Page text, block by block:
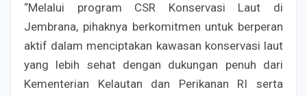
“Melalui program CSR Konservasi Laut di
Jembrana, pihaknya berkomitmen untuk berperan
aktif dalam menciptakan kawasan konservasi laut
yang lebih sehat dengan dukungan penuh dari
Kementerian Kelautan dan Perikanan RI serta